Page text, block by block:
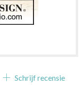
Schrijf recensie